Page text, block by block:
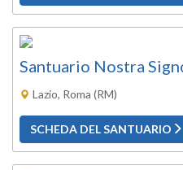
Santuario Nostra
Lazio, Roma (RM)
SCHEDA DEL SANTUARIO